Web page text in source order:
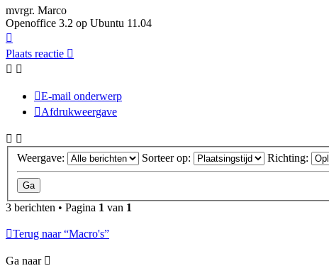
mvrgr. Marco
Openoffice 3.2 op Ubuntu 11.04
Plaats reactie
E-mail onderwerp
Afdrukweergave
Weergave: Sorteer op: Richting:
3 berichten • Pagina 1 van 1
Terug naar “Macro's”
Ga naar